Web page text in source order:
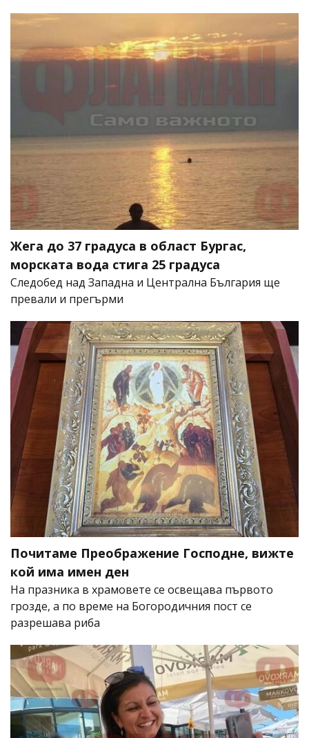
Жега до 37 градуса в област Бургас,
морската вода стига 25 градуса
Следобед над Западна и Централна България ще
превали и прегърми
Почитаме Преображение Господне, вижте
кой има имен ден
На празника в храмовете се освещава първото
грозде, а по време на Богородичния пост се
разрешава риба